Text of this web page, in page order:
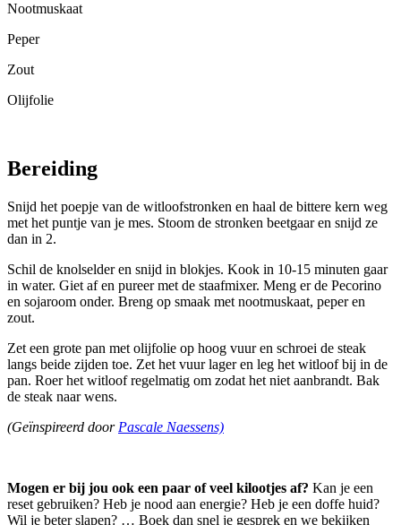
Nootmuskaat
Peper
Zout
Olijfolie
Bereiding
Snijd het poepje van de witloofstronken en haal de bittere kern weg
met het puntje van je mes. Stoom de stronken beetgaar en snijd ze
dan in 2.
Schil de knolselder en snijd in blokjes. Kook in 10-15 minuten gaar
in water. Giet af en pureer met de staafmixer. Meng er de Pecorino
en sojaroom onder. Breng op smaak met nootmuskaat, peper en
zout.
Zet een grote pan met olijfolie op hoog vuur en schroei de steak
langs beide zijden toe. Zet het vuur lager en leg het witloof bij in de
pan. Roer het witloof regelmatig om zodat het niet aanbrandt. Bak
de steak naar wens.
(Geïnspireerd door Pascale Naessens)
Mogen er bij jou ook een paar of veel kilootjes af? Kan je een
reset gebruiken? Heb je nood aan energie? Heb je een doffe huid?
Wil je beter slapen? … Boek dan snel je gesprek en we bekijken